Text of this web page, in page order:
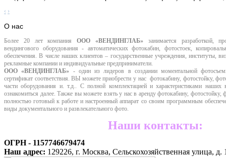
‹ ›
О нас
Более 20 лет компанияООО «ВЕНДИНГЛАБ» занимается разработкой,
вендингового оборудования - автоматических фотокабин, фотостоек,
обеспечения. В числе наших клиентов – государственные учреждения,
рекламные компании и индивидуальные предприниматели.
ООО «ВЕНДИНГЛАБ» - один из лидеров в создании моментальной
сертификат соответствия. ВЫ можете приобрести у нас фотокабину, фотостойку,
части оборудования и. т.д.. С полной комплектацией и характеристиками наших
ознакомиться далее. Также вы можете взять у нас в аренду фотокабину, фотостойку,
полностью готовый к работе и настроенный аппарат со своим программным
виды документального и развлекательного фото.
Наши контакты:
ОГРН - 1157746679474
Наш адрес: 129226, г. Москва, Сельскохозяйственная улица,